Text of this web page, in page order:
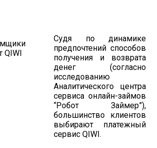
Судя по динамике
предпочтений способов
получения и возврата
денег (согласно
исследованию
Аналитического центра
сервиса онлайн-займов
“Робот Займер”),
большинство клиентов
выбирают платежный
сервис QIWI.